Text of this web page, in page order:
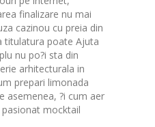
finalizare nu mai
cazinou cu preia din
titulatura poate Ajuta
nu po?i sta din
arhitecturala in
prepari limonada
asemenea, ?i cum aer
mocktail